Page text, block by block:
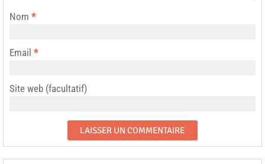
Nom *
Email *
Site web (facultatif)